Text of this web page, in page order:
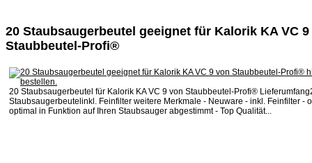
20 Staubsaugerbeutel geeignet für Kalorik KA VC
Staubbeutel-Profi®
20 Staubsaugerbeutel für Kalorik KA VC 9 von Staubbeutel-Profi®
Staubsaugerbeutelinkl. Feinfilter weitere Merkmale - Neuware - inkl. Feinfilter -
optimal in Funktion auf Ihren Staubsauger abgestimmt - Top Qualität...